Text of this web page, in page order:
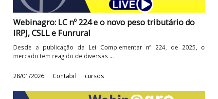
A Lei Complementar nº 224, de 2025, trouxe mudanças na
utilização dos incentivos e ...
10/02/2026 Contabil cursos